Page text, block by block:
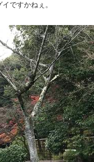
ですかねぇ。